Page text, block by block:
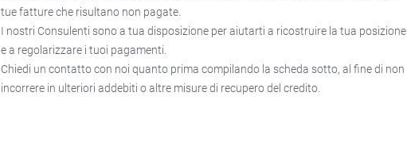
tue fatture che risultano non pagate.
I nostri Consulenti sono a tua disposizione per aiutarti a ricostruire la tua posizione
e a regolarizzare i tuoi pagamenti.
Chiedi un contatto con noi quanto prima compilando la scheda sotto, al fine di non
incorrere in ulteriori addebiti o altre misure di recupero del credito.